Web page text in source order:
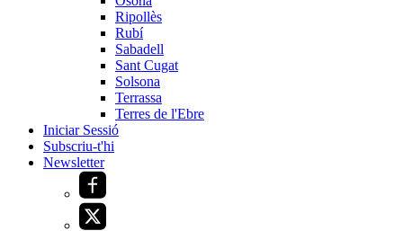
Ripollès
Rubí
Sabadell
Sant Cugat
Solsona
Terrassa
Terres de l'Ebre
Iniciar Sessió
Subscriu-t'hi
Newsletter